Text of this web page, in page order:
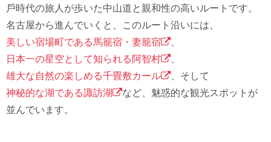
⼾時代の旅⼈が歩いた中⼭道と親和性の⾼いルートです。
名古屋から進んでいくと、このルート沿いには、
美しい宿場町である⾺籠宿・妻籠宿
⽇本⼀の星空として知られる阿智村
雄⼤な⾃然の楽しめる千畳敷カール
、そして
神秘的な湖である諏訪湖
など、魅惑的な観光スポットが
並んでいます。